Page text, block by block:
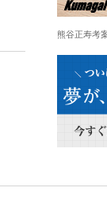
熊谷正寿考